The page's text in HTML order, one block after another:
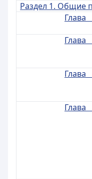
Раздел 1. Общие